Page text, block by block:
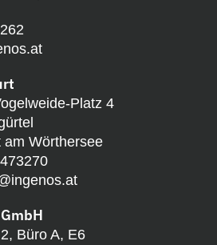
Platz 4
Wörthersee
Büro A, E6